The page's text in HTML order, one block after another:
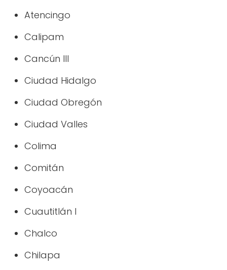
Atencingo
Calipam
Cancún III
Ciudad Hidalgo
Ciudad Obregón
Ciudad Valles
Colima
Comitán
Coyoacán
Cuautitlán I
Chalco
Chilapa